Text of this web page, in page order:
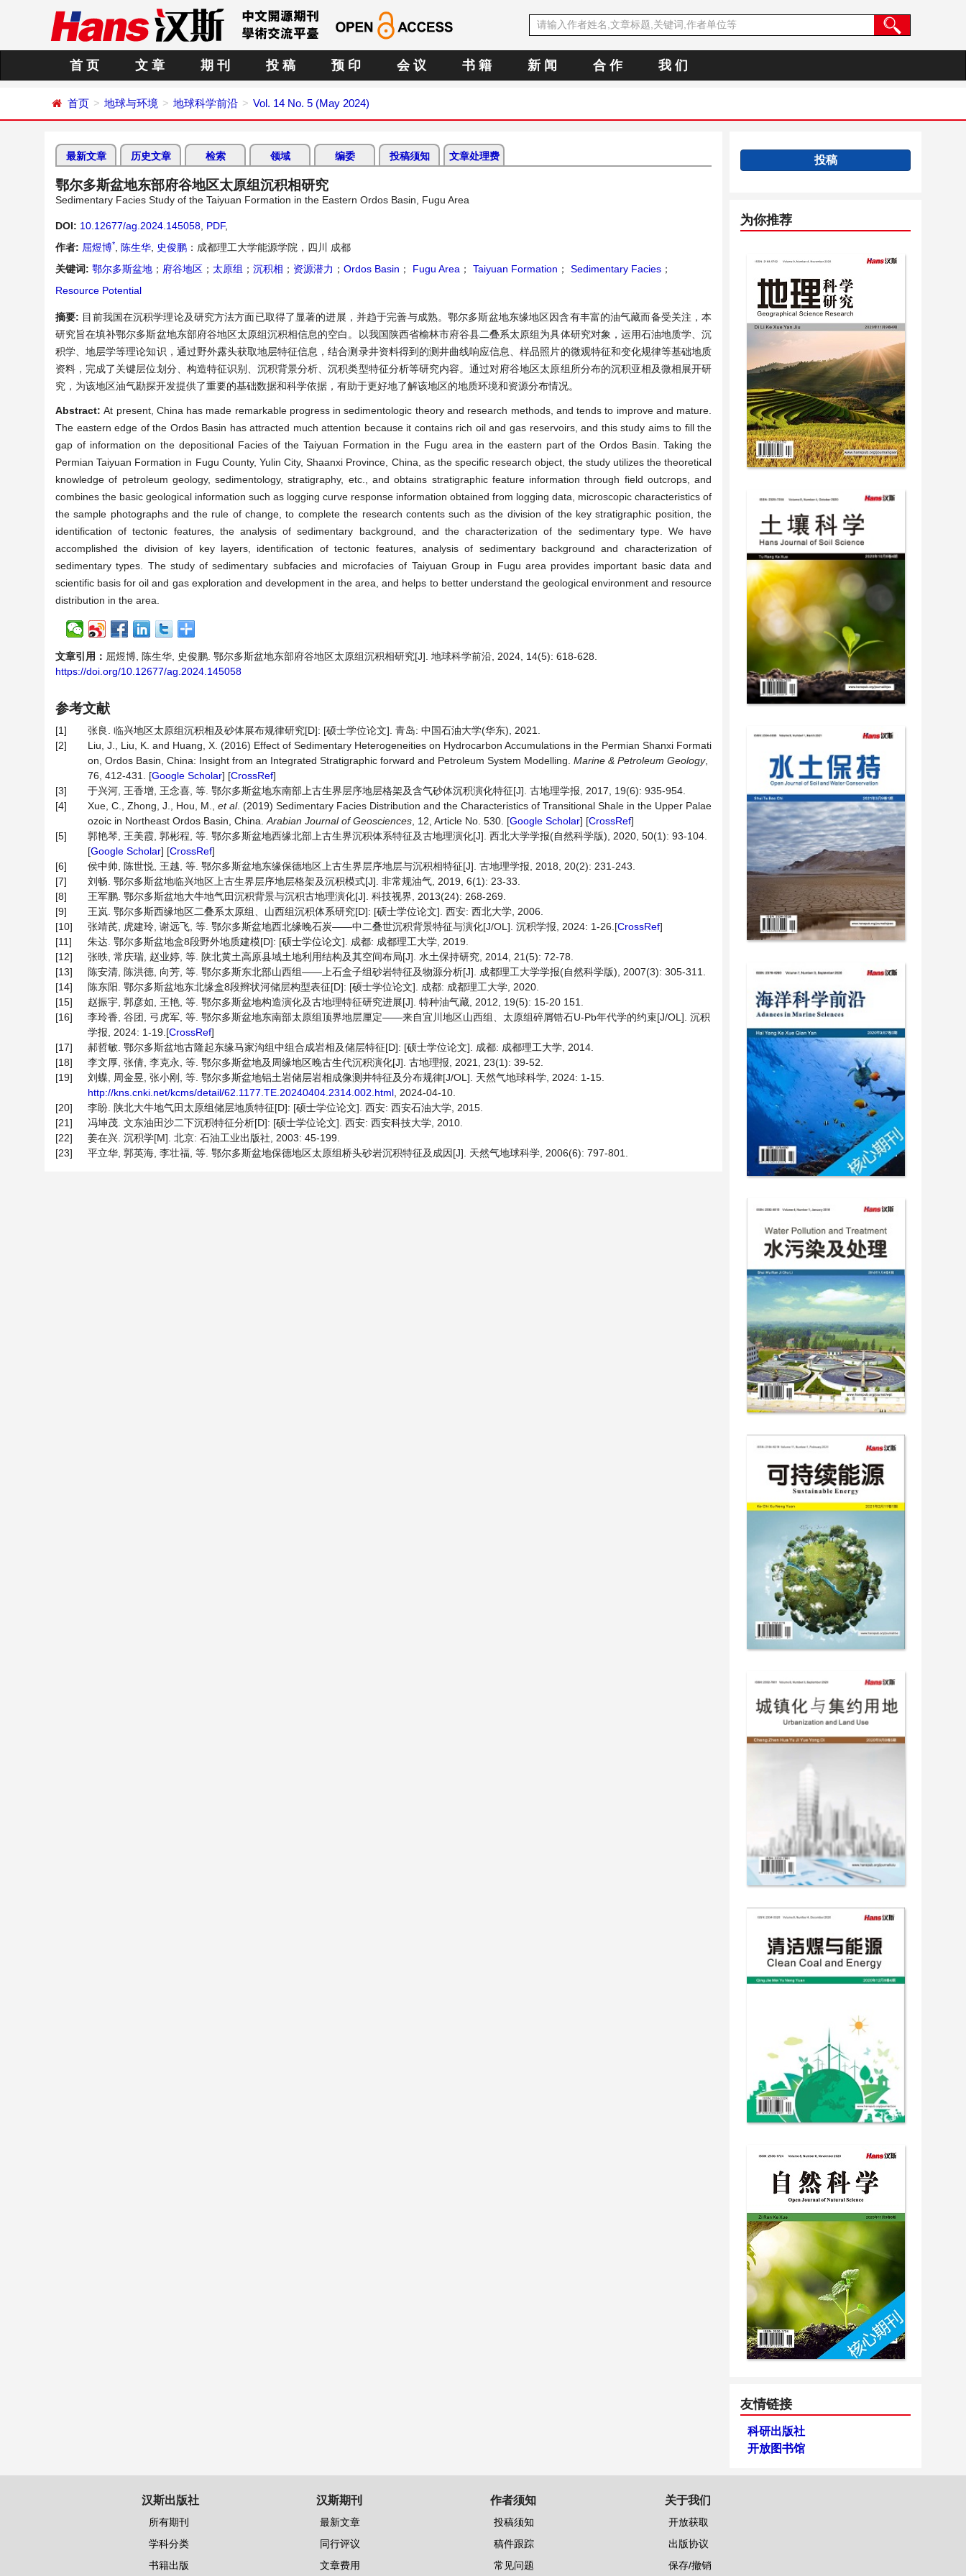
首 页 文 章 期 刊 投 稿 预 印 会 议 书 籍 新 闻 合 作 我 们
首页 地球与环境 地球科学前沿 Vol. 14 No. 5 (May 2024)
最新文章 历史文章 检索 领域 编委 投稿须知 文章处理费
鄂尔多斯盆地东部府谷地区太原组沉积相研究
Sedimentary Facies Study of the Taiyuan Formation in the Eastern Ordos Basin, Fugu Area
DOI: 10.12677/ag.2024.145058 PDF,
作者: 屈煜博* 陈生华 史俊鹏 ：成都理工大学能源学院，四川 成都
关键词: 鄂尔多斯盆地 ； 府谷地区 ； 太原组 ； 沉积相 ； 资源潜力 ； Ordos Basin ； Fugu Area ； Taiyuan Formation ； Sedimentary Facies ；
Resource Potential
摘要: 目前我国在沉积学理论及研究方法方面已取得了显著的进展，并趋于完善与成熟。鄂尔多斯盆地东缘地区因含有丰富的油气藏而备受关注，本
研究旨在填补鄂尔多斯盆地东部府谷地区太原组沉积相信息的空白。以我国陕西省榆林市府谷县二叠系太原组为具体研究对象，运用石油地质学、沉
积学、地层学等理论知识，通过野外露头获取地层特征信息，结合测录井资料得到的测井曲线响应信息、样品照片的微观特征和变化规律等基础地质
资料，完成了关键层位划分、构造特征识别、沉积背景分析、沉积类型特征分析等研究内容。通过对府谷地区太原组所分布的沉积亚相及微相展开研
究，为该地区油气勘探开发提供了重要的基础数据和科学依据，有助于更好地了解该地区的地质环境和资源分布情况。
Abstract:At present, China has made remarkable progress in sedimentologic theory and research methods, and tends to improve and mature.
The eastern edge of the Ordos Basin has attracted much attention because it contains rich oil and gas reservoirs, and this study aims to fill the
gap of information on the depositional Facies of the Taiyuan Formation in the Fugu area in the eastern part of the Ordos Basin. Taking the
Permian Taiyuan Formation in Fugu County, Yulin City, Shaanxi Province, China, as the specific research object, the study utilizes the theoretical
knowledge of petroleum geology, sedimentology, stratigraphy, etc., and obtains stratigraphic feature information through field outcrops, and
combines the basic geological information such as logging curve response information obtained from logging data, microscopic characteristics of
the sample photographs and the rule of change, to complete the research contents such as the division of the key stratigraphic position, the
identification of tectonic features, the analysis of sedimentary background, and the characterization of the sedimentary type. We have
accomplished the division of key layers, identification of tectonic features, analysis of sedimentary background and characterization of
sedimentary types. The study of sedimentary subfacies and microfacies of Taiyuan Group in Fugu area provides important basic data and
scientific basis for oil and gas exploration and development in the area, and helps to better understand the geological environment and resource
distribution in the area.
文章引用： 屈煜博, 陈生华, 史俊鹏. 鄂尔多斯盆地东部府谷地区太原组沉积相研究[J]. 地球科学前沿, 2024, 14(5): 618-628.
https://doi.org/10.12677/ag.2024.145058
参考文献
[1]
张良. 临兴地区太原组沉积相及砂体展布规律研究[D]: [硕士学位论文]. 青岛: 中国石油大学(华东), 2021.
[2]
Liu, J., Liu, K. and Huang, X. (2016) Effect of Sedimentary Heterogeneities on Hydrocarbon Accumulations in the Permian Shanxi Formati
on, Ordos Basin, China: Insight from an Integrated Stratigraphic forward and Petroleum System Modelling. Marine & Petroleum Geology,
76, 412-431. [Google Scholar] [CrossRef]
[3]
于兴河, 王香增, 王念喜, 等. 鄂尔多斯盆地东南部上古生界层序地层格架及含气砂体沉积演化特征[J]. 古地理学报, 2017, 19(6): 935-954.
[4]
Xue, C., Zhong, J., Hou, M., et al. (2019) Sedimentary Facies Distribution and the Characteristics of Transitional Shale in the Upper Palae
ozoic in Northeast Ordos Basin, China. Arabian Journal of Geosciences , 12, Article No. 530. [Google Scholar] [CrossRef]
[5]
郭艳琴, 王美霞, 郭彬程, 等. 鄂尔多斯盆地西缘北部上古生界沉积体系特征及古地理演化[J]. 西北大学学报(自然科学版), 2020, 50(1): 93-104.
[Google Scholar] [CrossRef]
[6]
侯中帅, 陈世悦, 王越, 等. 鄂尔多斯盆地东缘保德地区上古生界层序地层与沉积相特征[J]. 古地理学报, 2018, 20(2): 231-243.
[7]
刘畅. 鄂尔多斯盆地临兴地区上古生界层序地层格架及沉积模式[J]. 非常规油气, 2019, 6(1): 23-33.
[8]
王军鹏. 鄂尔多斯盆地大牛地气田沉积背景与沉积古地理演化[J]. 科技视界, 2013(24): 268-269.
[9]
王岚. 鄂尔多斯西缘地区二叠系太原组、山西组沉积体系研究[D]: [硕士学位论文]. 西安: 西北大学, 2006.
[10]
张靖芪, 虎建玲, 谢远飞, 等. 鄂尔多斯盆地西北缘晚石炭——中二叠世沉积背景特征与演化[J/OL]. 沉积学报, 2024: 1-26.[CrossRef]
[11]
朱达. 鄂尔多斯盆地盒8段野外地质建模[D]: [硕士学位论文]. 成都: 成都理工大学, 2019.
[12]
张昳, 常庆瑞, 赵业婷, 等. 陕北黄土高原县域土地利用结构及其空间布局[J]. 水土保持研究, 2014, 21(5): 72-78.
[13]
陈安清, 陈洪德, 向芳, 等. 鄂尔多斯东北部山西组——上石盒子组砂岩特征及物源分析[J]. 成都理工大学学报(自然科学版), 2007(3): 305-311.
[14]
陈东阳. 鄂尔多斯盆地东北缘盒8段辫状河储层构型表征[D]: [硕士学位论文]. 成都: 成都理工大学, 2020.
[15]
赵振宇, 郭彦如, 王艳, 等. 鄂尔多斯盆地构造演化及古地理特征研究进展[J]. 特种油气藏, 2012, 19(5): 15-20 151.
[16]
李玲香, 谷团, 弓虎军, 等. 鄂尔多斯盆地东南部太原组顶界地层厘定——来自宜川地区山西组、太原组碎屑锆石U-Pb年代学的约束[J/OL]. 沉积
学报, 2024: 1-19.[CrossRef]
[17]
郝哲敏. 鄂尔多斯盆地古隆起东缘马家沟组中组合成岩相及储层特征[D]: [硕士学位论文]. 成都: 成都理工大学, 2014.
[18]
李文厚, 张倩, 李克永, 等. 鄂尔多斯盆地及周缘地区晚古生代沉积演化[J]. 古地理报, 2021, 23(1): 39-52.
[19]
刘蝶, 周金昱, 张小刚, 等. 鄂尔多斯盆地铝土岩储层岩相成像测井特征及分布规律[J/OL]. 天然气地球科学, 2024: 1-15.
http://kns.cnki.net/kcms/detail/62.1177.TE.20240404.2314.002.html , 2024-04-10.
[20]
李盼. 陕北大牛地气田太原组储层地质特征[D]: [硕士学位论文]. 西安: 西安石油大学, 2015.
[21]
冯坤茂. 文东油田沙二下沉积特征分析[D]: [硕士学位论文]. 西安: 西安科技大学, 2010.
[22]
姜在兴. 沉积学[M]. 北京: 石油工业出版社, 2003: 45-199.
[23]
平立华, 郭英海, 李壮福, 等. 鄂尔多斯盆地保德地区太原组桥头砂岩沉积特征及成因[J]. 天然气地球科学, 2006(6): 797-801.
投稿
为你推荐
友情链接
科研出版社
开放图书馆
汉斯出版社
所有期刊
学科分类
书籍出版
汉斯期刊
最新文章
同行评议
文章费用
作者须知
投稿须知
稿件跟踪
常见问题
关于我们
开放获取
出版协议
保存/撤销